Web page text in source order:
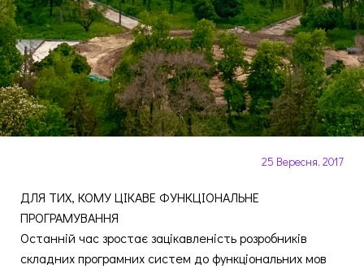
25 Вересня, 2017
ДЛЯ ТИХ, КОМУ ЦІКАВЕ ФУНКЦІОНАЛЬНЕ
ПРОГРАМУВАННЯ
Останній час зростає зацікавленість розробників
складних програмних систем до функціональних мов